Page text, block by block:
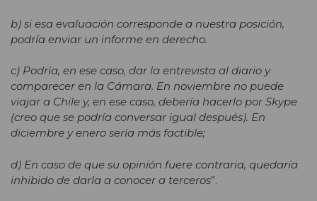
b) si esa evaluación corresponde a nuestra posición,
podría enviar un informe en derecho.
c) Podría, en ese caso, dar la entrevista al diario y
comparecer en la Cámara. En noviembre no puede
viajar a Chile y, en ese caso, debería hacerlo por Skype
(creo que se podría conversar igual después). En
diciembre y enero sería más factible;
d) En caso de que su opinión fuere contraria, quedaría
inhibido de darla a conocer a terceros”.